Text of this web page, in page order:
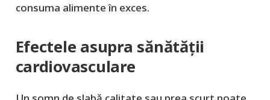
consuma alimente în exces.
Efectele asupra sănătății
cardiovasculare